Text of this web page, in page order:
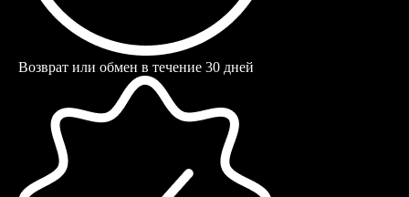
Возврат или обмен в течение 30 дней